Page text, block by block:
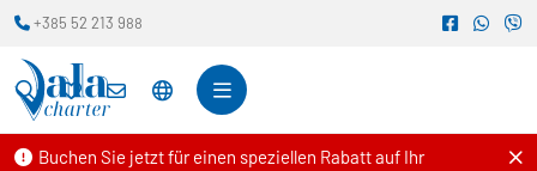
Buchen Sie jetzt für einen speziellen Rabatt auf Ihr
+385 52 213 988